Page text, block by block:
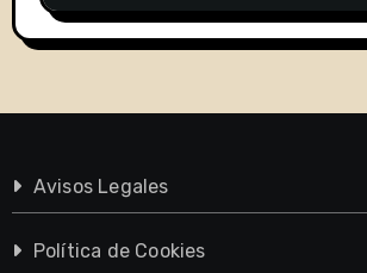
Avisos Legales
Política de Cookies